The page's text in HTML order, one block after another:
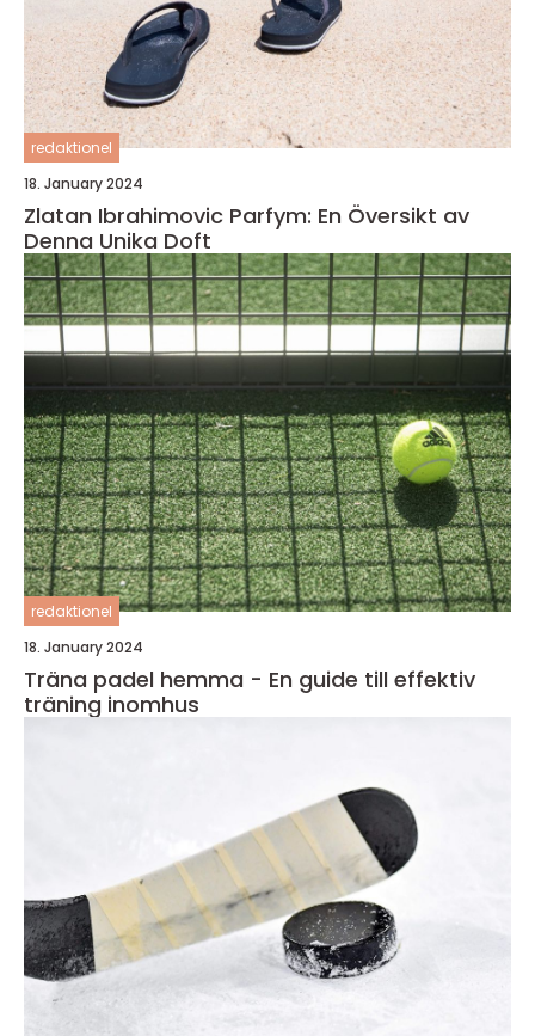
redaktionel
18. January 2024
Zlatan Ibrahimovic Parfym: En Översikt av
Denna Unika Doft
redaktionel
18. January 2024
Träna padel hemma - En guide till effektiv
träning inomhus